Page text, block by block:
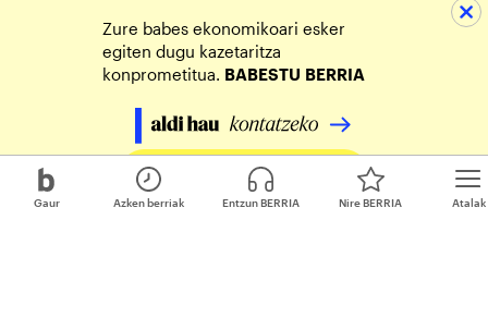
Gaur Atalak
Azken berriak Entzun BERRIA Nire BERRIA
Zure babes ekonomikoari esker
egiten dugu kazetaritza
konprometitua. BABESTU BERRIA
Egin zure ekarpena